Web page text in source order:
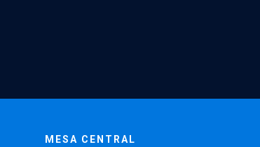
MESA CENTRAL